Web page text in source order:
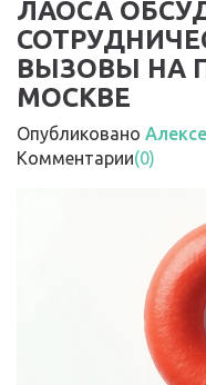
ЛАОСА
ВЫЗОВЫ НА
МОСКВЕ
Опубликовано
Комментарии(0)